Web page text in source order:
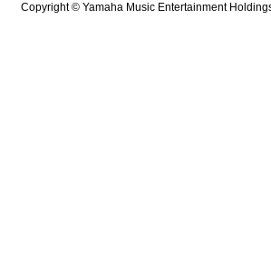
Copyright © Yamaha Music Entertainment